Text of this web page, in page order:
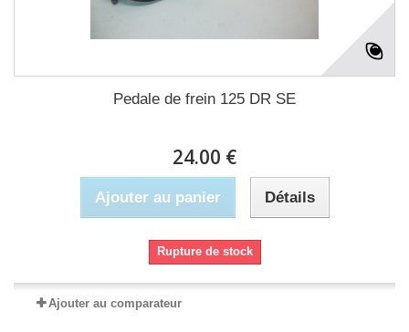
Pedale de frein 125 DR SE
24.00 €
Ajouter au panier Détails
Rupture de stock
Ajouter au comparateur